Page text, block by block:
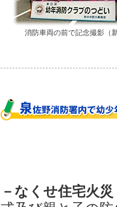
消防車両の前で記念撮影（
－なくせ住宅火